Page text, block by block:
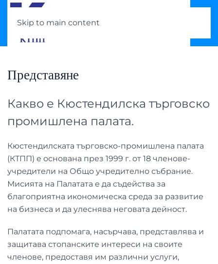
Skip to main content
Представяне
Какво е Кюстендилска търговско
промишлена палата.
Кюстендилската търговско-промишлена палата
(КТПП) е основана през 1999 г. от 18 членове-
учредители на Общо учредително събрание.
Мисията на Палатата е да съдейства за
благоприятна икономическа среда за развитие
на бизнеса и да улеснява неговата дейност.
Палатата подпомага, насърчава, представлява и
защитава стопанските интереси на своите
членове, предоставя им различни услуги,